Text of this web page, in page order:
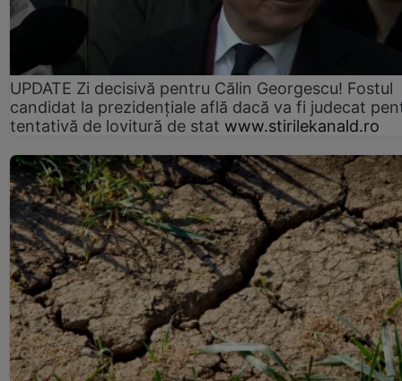
UPDATE Zi decisivă pentru Călin Georgescu! Fostul
candidat la prezidențiale află dacă va fi judecat
tentativă de lovitură de stat www.stirilekanald.ro